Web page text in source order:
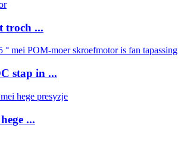
troch ...
stap in ...
...